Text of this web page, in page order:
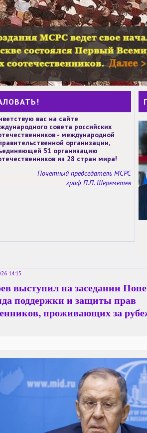
вас на сайте
совета российских
- международной
организации,
51 организацию
из 28 стран мира!
Почетный председатель МСРС
граф П.П. Шереметев
14:15
выступил на заседании
поддержки и защиты прав
проживающих за